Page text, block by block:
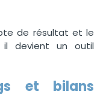
de résultat et le
devient un outil
et bilans